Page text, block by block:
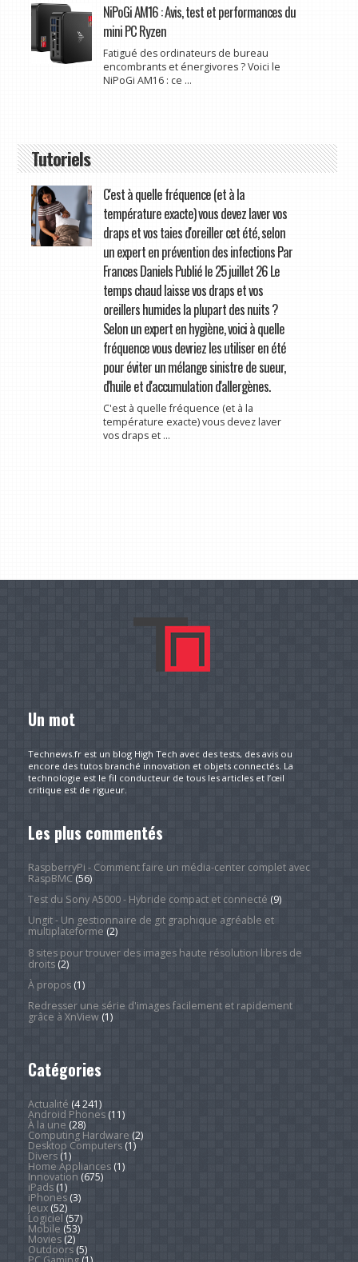
NiPoGi AM16 : Avis, test et performances du
mini PC Ryzen
Fatigué des ordinateurs de bureau
encombrants et énergivores ? Voici le
NiPoGi AM16 : ce ...
Tutoriels
C'est à quelle fréquence (et à la
température exacte) vous devez laver vos
draps et vos taies d'oreiller cet été, selon
un expert en prévention des infections Par
Frances Daniels Publié le 25 juillet 26 Le
temps chaud laisse vos draps et vos
oreillers humides la plupart des nuits ?
Selon un expert en hygiène, voici à quelle
fréquence vous devriez les utiliser en été
pour éviter un mélange sinistre de sueur,
d'huile et d'accumulation d'allergènes.
C'est à quelle fréquence (et à la
température exacte) vous devez laver
vos draps et ...
Un mot
Technews.fr est un blog High Tech avec des tests, des avis ou
encore des tutos branché innovation et objets connectés. La
technologie est le fil conducteur de tous les articles et l’œil
critique est de rigueur.
Les plus commentés
RaspberryPi - Comment faire un média-center complet avec
RaspBMC(56)
Test du Sony A5000 - Hybride compact et connecté (9)
Ungit - Un gestionnaire de git graphique agréable et
multiplateforme (2)
8 sites pour trouver des images haute résolution libres de
droits(2)
À propos(1)
Redresser une série d'images facilement et rapidement
grâce à XnView(1)
Catégories
Actualité (4 241)
Android Phones(11)
À la une (28)
Computing Hardware (2)
Desktop Computers(1)
Divers(1)
Home Appliances(1)
Innovation (675)
iPads(1)
iPhones(3)
Jeux(52)
Logiciel (57)
Mobile (53)
Movies(2)
Outdoors(5)